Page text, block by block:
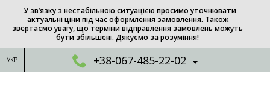
У зв’язку з нестабільною ситуацією просимо уточнювати
актуальні ціни під час оформлення замовлення. Також
звертаємо увагу, що терміни відправлення замовлень можуть
бути збільшені. Дякуємо за розуміння!
УКР +38-067-485-22-02